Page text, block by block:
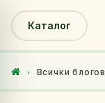
Каталог
Всички